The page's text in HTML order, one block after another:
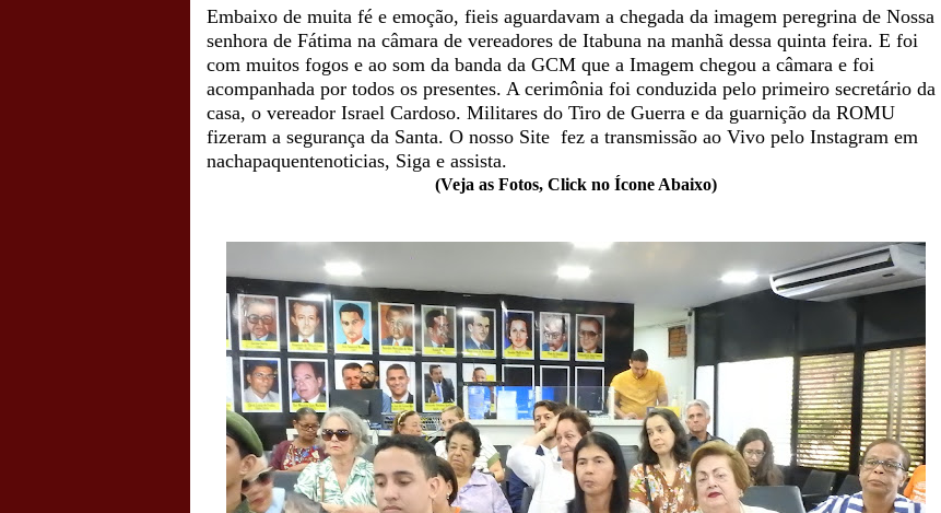
Embaixo de muita fé e emoção, fieis aguardavam a chegada da imagem peregrina de Nossa
senhora de Fátima na câmara de vereadores de Itabuna na manhã dessa quinta feira. E foi
com muitos fogos e ao som da banda da GCM que a Imagem chegou a câmara e foi
acompanhada por todos os presentes. A cerimônia foi conduzida pelo primeiro secretário da
casa, o vereador Israel Cardoso. Militares do Tiro de Guerra e da guarnição da ROMU
fizeram a segurança da Santa. O nosso Site fez a transmissão ao Vivo pelo Instagram em
nachapaquentenoticias, Siga e assista.
(Veja as Fotos, Click no Ícone Abaixo)